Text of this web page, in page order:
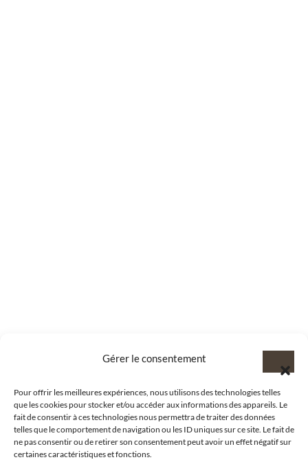
Gérer le consentement
Pour offrir les meilleures expériences, nous utilisons des technologies telles
que les cookies pour stocker et/ou accéder aux informations des appareils. Le
fait de consentir à ces technologies nous permettra de traiter des données
telles que le comportement de navigation ou les ID uniques sur ce site. Le fait de
ne pas consentir ou de retirer son consentement peut avoir un effet négatif sur
certaines caractéristiques et fonctions.